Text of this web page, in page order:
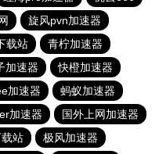
旋风pvn加速器
载站
青柠加速器
加速器
快橙加速器
加速器
蚂蚁加速器
加速器
国外上网加速器
站
极风加速器